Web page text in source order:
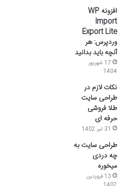
افزونه WP
Import
Export Lite
وردپرس: هر
آنچه باید بدانید
17 شهریور
1404
نکات لازم در
طراحی سایت
طلا فروشی
حرفه ای
31 تیر 1402
طراحی سایت به
چه دردی
میخوره
13 فروردین